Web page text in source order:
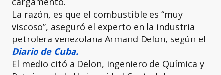
La razón, es que el combustible es “muy
viscoso”, aseguró el experto en la industria
petrolera venezolana Armand Delon, según el
Diario de Cuba.
El medio citó a Delon, ingeniero de Química y